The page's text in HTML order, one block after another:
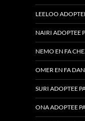
LEELOO
NAIRI ADOPTEE
NEMO EN FA
OMER EN FA
SURI ADOPTEE
ONA ADOPTEE